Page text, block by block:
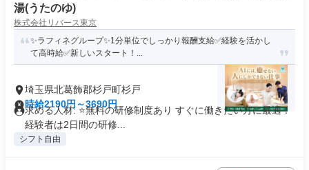
湯(うたのゆ)
株式会社リバース東京
✨️ラフィネグループ✨1分単位でしっかり報酬支給✅経験を活かし
て高時給✅️新しいスタート！...
埼玉県北葛飾郡杉戸町杉戸
時給2190円～3690円
求める人材: ⭐️無料の研修制度あり すぐに働きたい方に最適！
経験者は2日間の研修...
シフト自由